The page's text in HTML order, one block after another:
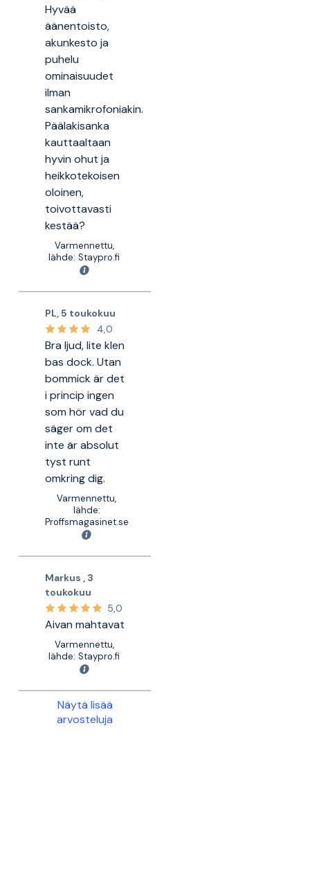
Hyvää
äänentoisto,
akunkesto ja
puhelu
ominaisuudet
ilman
sankamikrofoniakin.
Päälakisanka
kauttaaltaan
hyvin ohut ja
heikkotekoisen
oloinen,
toivottavasti
kestää?
Varmennettu,
lähde: Staypro.fi
PL 5 toukokuu
4,0
Bra ljud, lite klen
bas dock. Utan
bommick är det
i princip ingen
som hör vad du
säger om det
inte är absolut
tyst runt
omkring dig.
Varmennettu,
lähde:
Proffsmagasinet.se
Markus
3
toukokuu
5,0
Aivan mahtavat
Varmennettu,
lähde: Staypro.fi
Näytä lisää
arvosteluja